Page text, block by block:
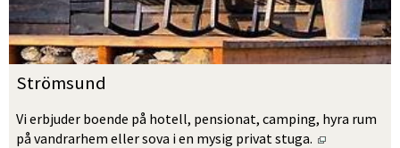
Strömsund
Vi erbjuder boende på hotell, pensionat, camping, hyra rum
på vandrarhem eller sova i en mysig privat stuga.